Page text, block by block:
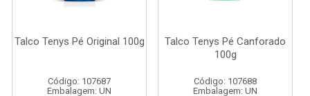
Talco Tenys Pé Original 100g
Código: 107687
Embalagem: UN
Talco Tenys Pé Canforado
100g
Código: 107688
Embalagem: UN